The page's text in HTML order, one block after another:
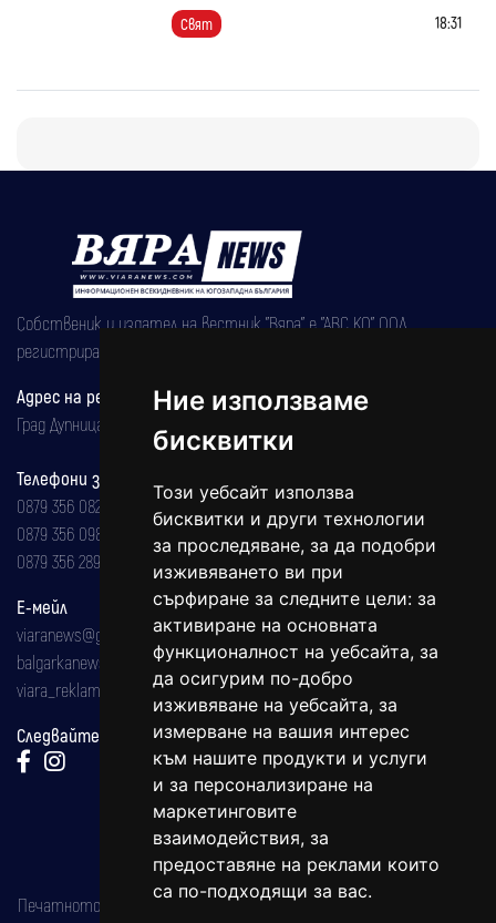
Ние използваме
бисквитки
Този уебсайт използва
бисквитки и други технологии
за проследяване, за да подобри
изживяването ви при
сърфиране за следните цели: за
активиране на основната
функционалност на уебсайта, за
да осигурим по-добро
изживяване на уебсайта, за
измерване на вашия интерес
към нашите продукти и услуги
и за персонализиране на
маркетинговите
взаимодействия, за
предоставяне на реклами които
са по-подходящи за вас.
Свят 18:31
Собственик и издател на вестник "Вяра" е "АВС КО" ООД,
регистрирана на 08.05.2002 година.
Адрес на редакцията
Град Дупница, ул.''Христо Ботев" 43
Телефони за реклама и абонаменти
0879 356 082
0879 356 098
0879 356 289
Е-мейл
viaranews@gmail.com
balgarkanews@gmail.com
viara_reklama@mail.bg
Следвайте ни:
Печатното издание на вестника е регистрирано в националния